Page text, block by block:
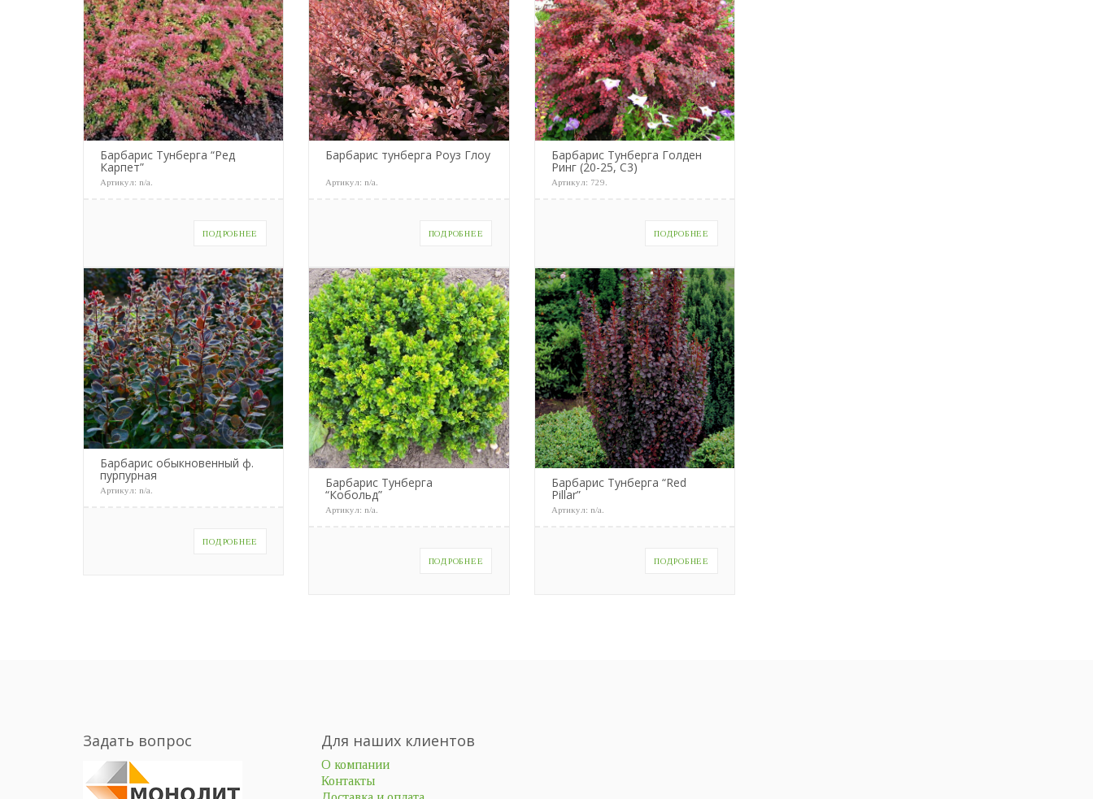
Барбарис Тунберга “Ред
Карпет”
Артикул: n/a
ПОДРОБНЕЕ
Барбарис тунберга Роуз Глоу
Артикул:n/a
ПОДРОБНЕЕ
Барбарис Тунберга Голден
Ринг (20-25, С3)
Артикул: 729
ПОДРОБНЕЕ
Барбарис обыкновенный ф.
пурпурная
Артикул: n/a
ПОДРОБНЕЕ
Барбарис Тунберга
“Кобольд”
Артикул:n/a
ПОДРОБНЕЕ
Барбарис Тунберга “Red
Pillar”
Артикул: n/a
ПОДРОБНЕЕ
Задать вопрос Для наших клиентов
О компании
Контакты